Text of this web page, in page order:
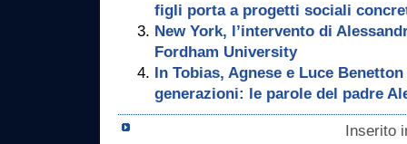
figli porta a progetti sociali
New York, l’intervento di
Fordham University
In Tobias, Agnese e Luce
generazioni: le parole del padre
Inserito